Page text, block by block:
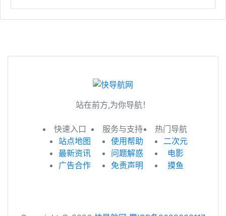
站在前方,为你导航！
快速入口
站点地图
最新资讯
广告合作
服务与支持
使用帮助
问题解惑
免责声明
热门导航
二次元
电影
摸鱼